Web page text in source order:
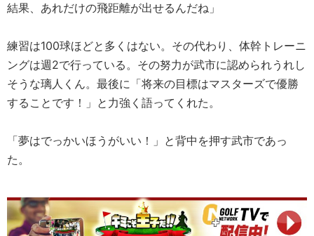
結果、あれだけの飛距離が出せるんだね」
練習は100球ほどと多くはない。その代わり、体幹トレーニ
ングは週2で行っている。その努力が武市に認められうれし
そうな璃人くん。最後に「将来の目標はマスターズで優勝
することです！」と力強く語ってくれた。
「夢はでっかいほうがいい！」と背中を押す武市であっ
た。